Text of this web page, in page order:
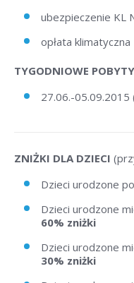
ubezpieczenie KL
opłata klimatyczna
TYGODNIOWE
27.06.-05.09.2015
ZNIŻKI DLA DZIECI
Dzieci urodzone
Dzieci urodzone
60% zniżki
Dzieci urodzone
30% zniżki